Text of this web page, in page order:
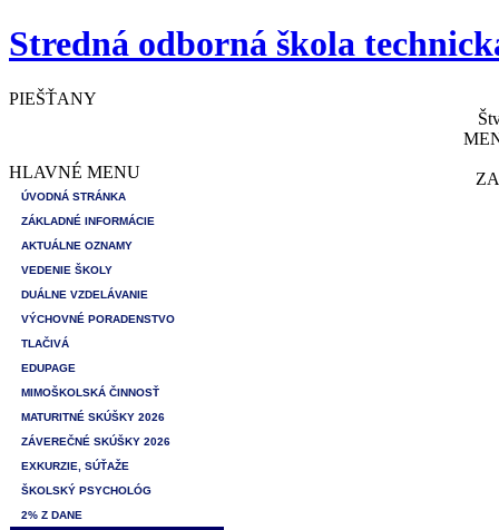
Stredná odborná škola
PIEŠŤANY
HLAVNÉ MENU
ÚVODNÁ STRÁNKA
ZÁKLADNÉ INFORMÁCIE
AKTUÁLNE OZNAMY
VEDENIE ŠKOLY
DUÁLNE VZDELÁVANIE
VÝCHOVNÉ PORADENSTVO
TLAČIVÁ
EDUPAGE
MIMOŠKOLSKÁ ČINNOSŤ
MATURITNÉ SKÚŠKY 2026
ZÁVEREČNÉ SKÚŠKY 2026
EXKURZIE, SÚŤAŽE
ŠKOLSKÝ PSYCHOLÓG
2% Z DANE